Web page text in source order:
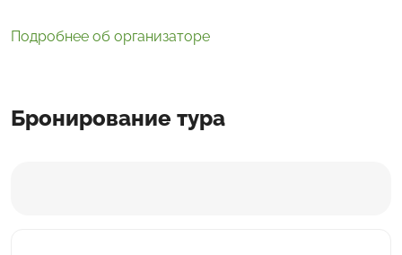
Подробнее об организаторе
Бронирование тура